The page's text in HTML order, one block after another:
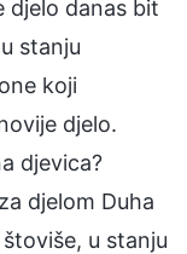
djelo danas bit
stanju
koji
djelo.
djevica?
djelom Duha
u stanju